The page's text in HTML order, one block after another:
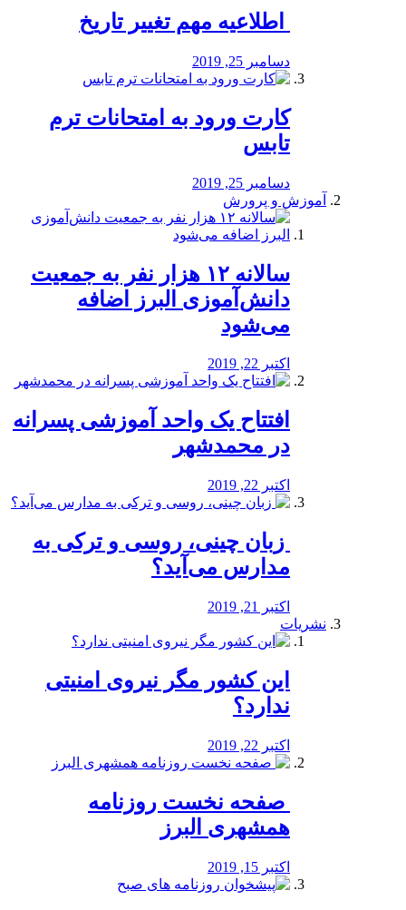
️ اطلاعیه مهم تغییر تاریخ
دسامبر 25, 2019
کارت ورود به امتحانات ترم
تابس
دسامبر 25, 2019
آموزش و پرورش
️سالانه ۱۲ هزار نفر به جمعیت
دانش‌آموزی البرز اضافه
می‌شود
اکتبر 22, 2019
افتتاح یک واحد آموزشی پسرانه
در محمدشهر
اکتبر 22, 2019
️ زبان چینی، روسی و ترکی به
مدارس می‌آید؟
اکتبر 21, 2019
نشریات
این کشور مگر نیروی امنیتی
ندارد؟
اکتبر 22, 2019
️ صفحه نخست روزنامه‌
همشهری البرز
اکتبر 15, 2019